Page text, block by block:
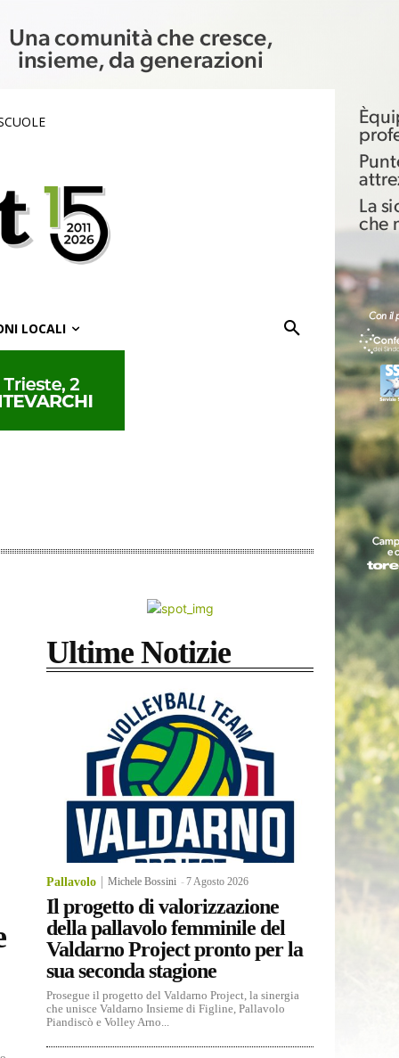
LOCALI
Ultime Notizie
Pallavolo Michele Bossini -7 Agosto 2026
Il progetto di valorizzazione
della pallavolo femminile del
Valdarno Project pronto per la
sua seconda stagione
Prosegue il progetto del Valdarno Project, la sinergia
che unisce Valdarno Insieme di Figline, Pallavolo
Piandiscò e Volley Arno...